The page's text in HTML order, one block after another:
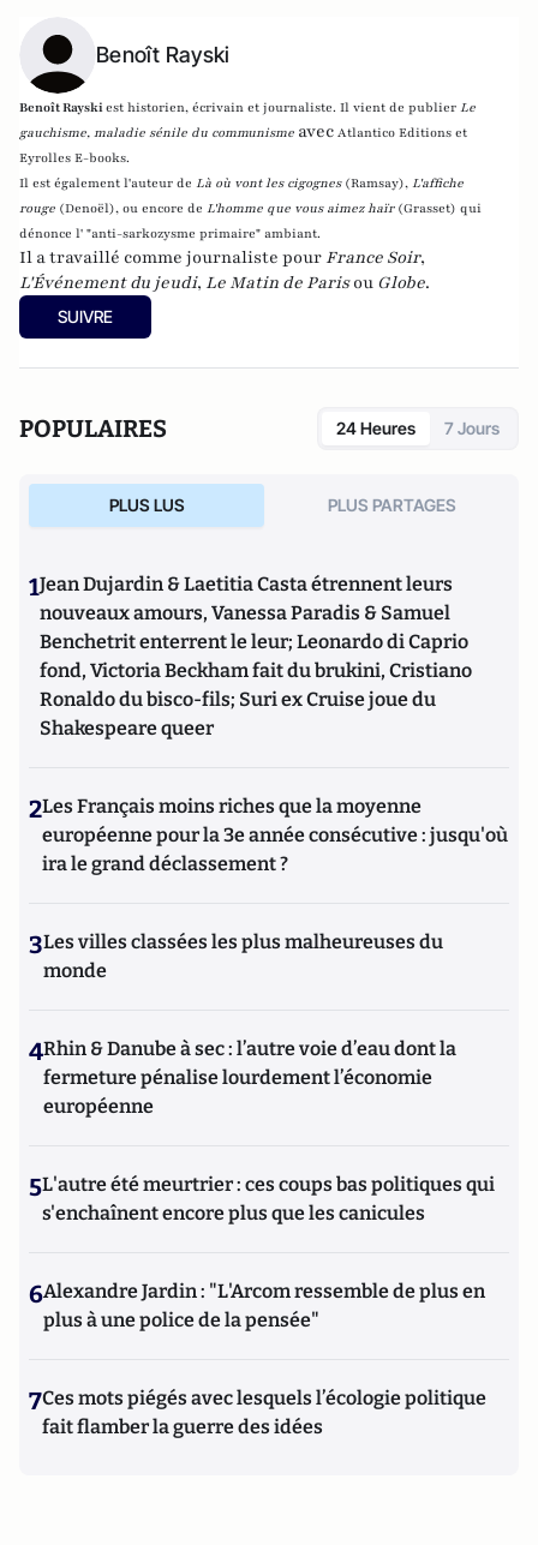
Benoît Rayski
Benoît Rayskiest historien, écrivain et journaliste. Il vient de publier Le
gauchisme, maladie sénile du communisme avec Atlantico Editions et
Eyrolles E-books.
Il est également l'auteur de Là où vont les cigognes (Ramsay), L'affiche
rouge (Denoël), ou encore de L'homme que vous aimez haïr (Grasset) qui
dénonce l' "anti-sarkozysme primaire" ambiant.
Il a travaillé comme journaliste pour France Soir,
L'Événement du jeudi, Le Matin de Parisou Globe.
SUIVRE
POPULAIRES 24 Heures 7 Jours
PLUS LUS PLUS PARTAGES
1Jean Dujardin & Laetitia Casta étrennent leurs
nouveaux amours, Vanessa Paradis & Samuel
Benchetrit enterrent le leur; Leonardo di Caprio
fond, Victoria Beckham fait du brukini, Cristiano
Ronaldo du bisco-fils; Suri ex Cruise joue du
Shakespeare queer
2Les Français moins riches que la moyenne
européenne pour la 3e année consécutive : jusqu'où
ira le grand déclassement ?
3Les villes classées les plus malheureuses du
monde
4Rhin & Danube à sec : l’autre voie d’eau dont la
fermeture pénalise lourdement l’économie
européenne
5L'autre été meurtrier : ces coups bas politiques qui
s'enchaînent encore plus que les canicules
6Alexandre Jardin : "L'Arcom ressemble de plus en
plus à une police de la pensée"
7Ces mots piégés avec lesquels l’écologie politique
fait flamber la guerre des idées